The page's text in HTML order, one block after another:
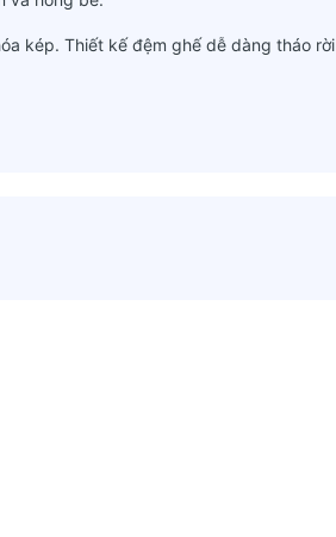
kép. Thiết kế đệm ghế dễ dàng tháo rời